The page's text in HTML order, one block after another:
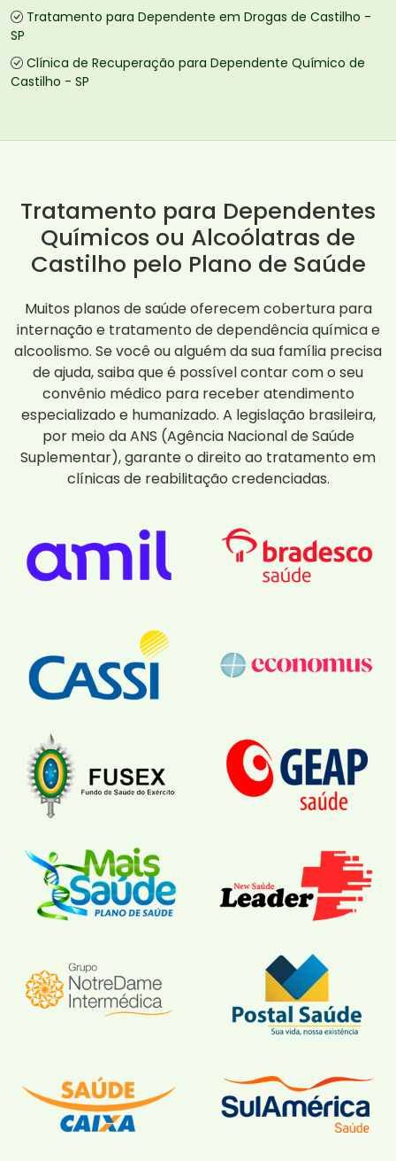
Tratamento para Dependente em Drogas de Castilho -
SP
Clínica de Recuperação para Dependente Químico de
Castilho - SP
Tratamento para Dependentes
Químicos ou Alcoólatras de
Castilho pelo Plano de Saúde
Muitos planos de saúde oferecem cobertura para
internação e tratamento de dependência química e
alcoolismo. Se você ou alguém da sua família precisa
de ajuda, saiba que é possível contar com o seu
convênio médico para receber atendimento
especializado e humanizado. A legislação brasileira,
por meio da ANS (Agência Nacional de Saúde
Suplementar), garante o direito ao tratamento em
clínicas de reabilitação credenciadas.